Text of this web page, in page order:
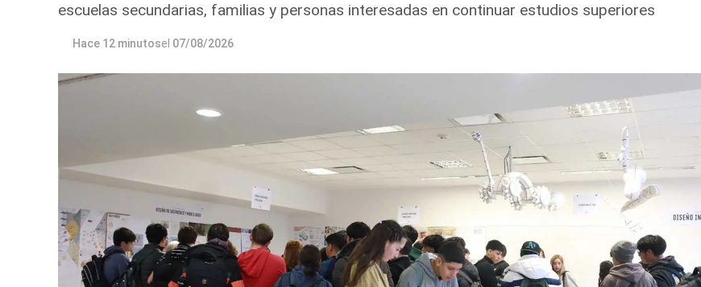
escuelas secundarias, familias y personas interesadas en continuar estudios superiores
Hace 12 minutosel 07/08/2026